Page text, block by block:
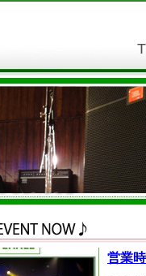
営業